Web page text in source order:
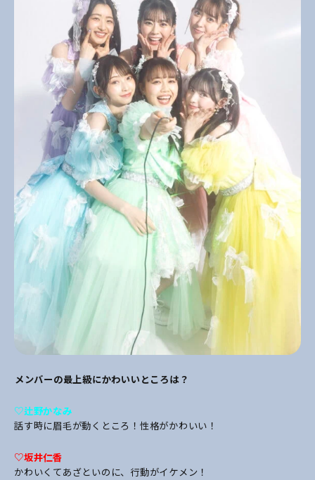
――メンバーの最上級にかわいいところは？
♡辻野かなみ
話す時に眉毛が動くところ！性格がかわいい！
♡坂井仁香
かわいくてあざといのに、行動がイケメン！